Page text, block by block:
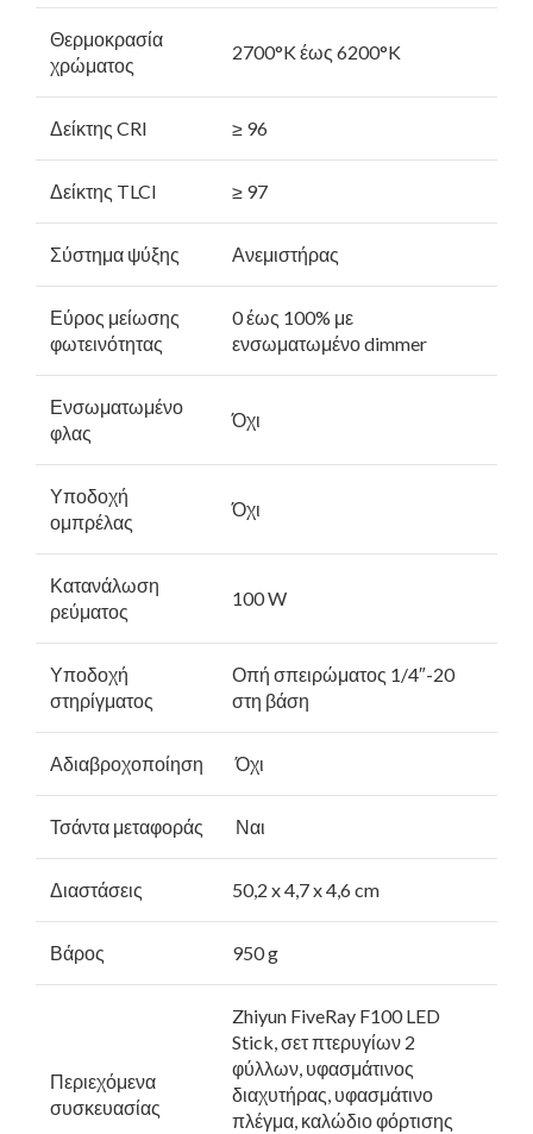
Θερμοκρασία
χρώματος
2700°K έως 6200°K
Δείκτης CRI ≥ 96
Δείκτης TLCI ≥ 97
Σύστημα ψύξης Ανεμιστήρας
Εύρος μείωσης
φωτεινότητας
0 έως 100% με
ενσωματωμένο dimmer
Ενσωματωμένο
φλας
Όχι
Υποδοχή
ομπρέλας
Όχι
Κατανάλωση
ρεύματος
100 W
Υποδοχή
στηρίγματος
Οπή σπειρώματος 1/4″-20
στη βάση
Αδιαβροχοποίηση Όχι
Τσάντα μεταφοράς Ναι
Διαστάσεις 50,2 x 4,7 x 4,6 cm
Βάρος 950 g
Περιεχόμενα
συσκευασίας
Zhiyun FiveRay F100 LED
Stick, σετ πτερυγίων 2
φύλλων, υφασμάτινος
διαχυτήρας, υφασμάτινο
πλέγμα, καλώδιο φόρτισης